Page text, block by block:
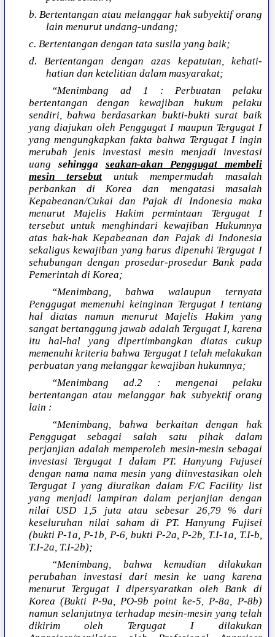
b. Bertentangan atau melanggar hak subyektif orang
lain menurut undang-undang;
c. Bertentangan dengan tata susila yang baik;
d. Bertentangan dengan azas kepatutan, kehati-
hatian dan ketelitian dalam masyarakat;
“Menimbang ad 1 : Perbuatan pelaku
bertentangan dengan kewajiban hukum pelaku
sendiri, bahwa berdasarkan bukti-bukti surat baik
yang diajukan oleh Penggugat I maupun Tergugat I
yang mengungkapkan fakta bahwa Tergugat I ingin
merubah jenis investasi mesin menjadi investasi
uang sehingga seakan-akan Penggugat membeli
mesin tersebutuntuk mempermudah masalah
perbankan di Korea dan mengatasi masalah
Kepabeanan/Cukai dan Pajak di Indonesia maka
menurut Majelis Hakim permintaan Tergugat I
tersebut untuk menghindari kewajiban Hukumnya
atas hak-hak Kepabeanan dan Pajak di Indonesia
sekaligus kewajiban yang harus dipenuhi Tergugat I
sehubungan dengan prosedur-prosedur Bank pada
Pemerintah di Korea;
“Menimbang, bahwa walaupun ternyata
Penggugat memenuhi keinginan Tergugat I tentang
hal diatas namun menurut Majelis Hakim yang
sangat bertanggung jawab adalah Tergugat I, karena
itu hal-hal yang dipertimbangkan diatas cukup
memenuhi kriteria bahwa Tergugat I telah melakukan
perbuatan yang melanggar kewajiban hukumnya;
“Menimbang ad.2 : mengenai pelaku
bertentangan atau melanggar hak subyektif orang
lain :
“Menimbang, bahwa berkaitan dengan hak
Penggugat sebagai salah satu pihak dalam
perjanjian adalah memperoleh mesin-mesin sebagai
investasi Tergugat I dalam PT. Hanyung Fujusei
dengan nama nama mesin yang diinvestasikan oleh
Tergugat I yang diuraikan dalam F/C Facility list
yang menjadi lampiran dalam perjanjian dengan
nilai USD 1,5 juta atau sebesar 26,79 % dari
keseluruhan nilai saham di PT. Hanyung Fujisei
(bukti P-1a, P-1b, P-6, bukti P-2a, P-2b, T.I-1a, T.I-b,
T.I-2a, T.I-2b);
“Menimbang, bahwa kemudian dilakukan
perubahan investasi dari mesin ke uang karena
menurut Tergugat I dipersyaratkan oleh Bank di
Korea (Bukti P-9a, PO-9b point ke-5, P-8a, P-8b)
namun selanjutnya terhadap mesin-mesin yang telah
dikirim oleh Tergugat I dilakukan